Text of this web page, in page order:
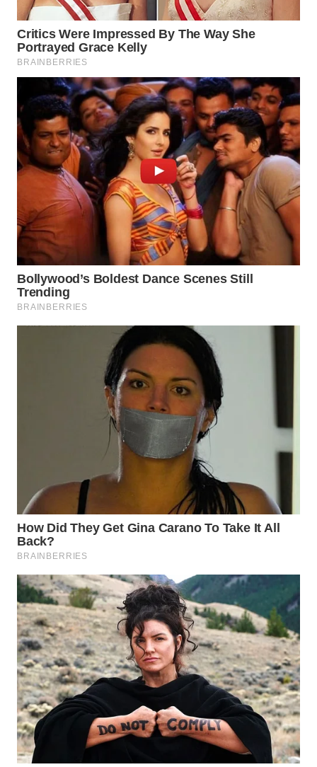
TOBA
WN
NIAS
WN
LANGKAT
WN
TAPANULI
SELATAN
WN
TANJUNG
LESUNG
WN
KARO
WN DELI
SERDANG
WN
TEBING
TINGGI
WN
PAKPAK
WN
KARAWANG
BEKASI